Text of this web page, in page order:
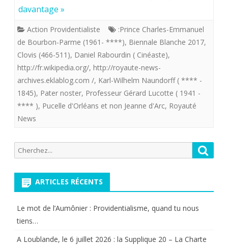
de
Blanche
2017.
davantage »
Action Providentialiste
:Prince Charles-Emmanuel
de Bourbon-Parme (1961- ****), Biennale Blanche 2017,
Clovis (466-511), Daniel Rabourdin ( Cinéaste),
http://fr.wikipedia.org/, http://royaute-news-
archives.eklablog.com /, Karl-Wilhelm Naundorff ( **** -
1845), Pater noster, Professeur Gérard Lucotte ( 1941 -
**** ), Pucelle d'Orléans et non Jeanne d'Arc, Royauté
News
Recherche
pour:
ARTICLES RÉCENTS
Le mot de l’Aumônier : Providentialisme, quand tu nous
tiens…
A Loublande, le 6 juillet 2026 : la Supplique 20 – La Charte